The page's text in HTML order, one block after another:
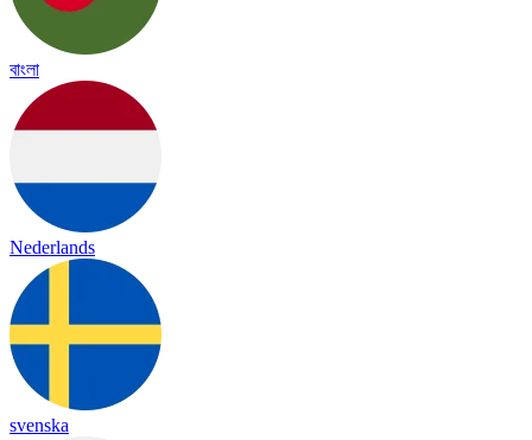
বাংলা
Nederlands
svenska